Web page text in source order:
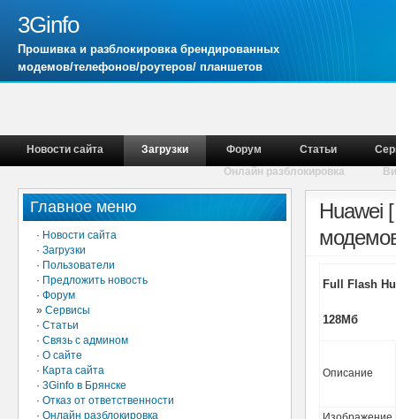
3Ginfo
Прошивка и разблокировка брендированных
модемов/телефонов/роутеров/ планшетов
Новости сайта Загрузки Форум Статьи
Онлайн разблокировка
Главное меню
· Новости сайта
· Загрузки
· Пользователи
· Предложить новость
· Форум
» Сервисы
· Статьи
· Связь с админом
· О сайте
· Карта сайта
· 3Ginfo в Брянске
· Отказ от ответственности
· Онлайн разблокировка
Huawei
Full Flash
128Мб
Описание